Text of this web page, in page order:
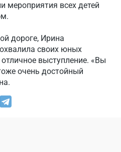
мероприятия всех детей
дороге, Ирина
своих юных
выступление. «Вы
очень достойный